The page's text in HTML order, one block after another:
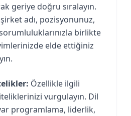
geriye doğru sıralayın.
adı, pozisyonunuz,
birlikte
elde ettiğiniz
Özellikle ilgili
vurgulayın. Dil
programlama, liderlik,